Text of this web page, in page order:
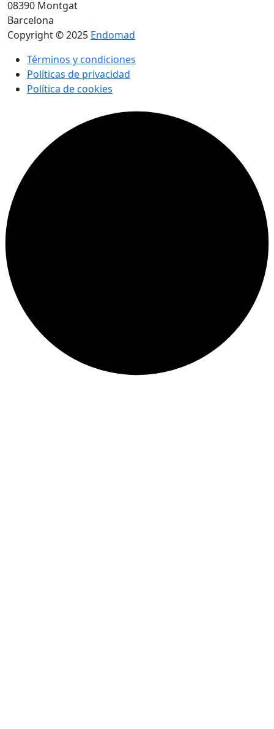
08390 Montgat
Barcelona
Copyright © 2025 Endomad
Términos y condiciones
Políticas de privacidad
Política de cookies